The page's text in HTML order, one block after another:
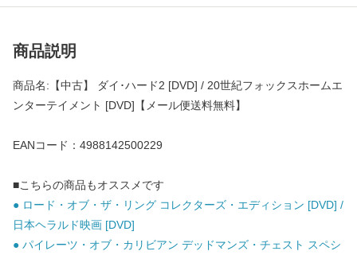
商品説明
商品名:【中古】 ダイ･ハード2 [DVD] / 20世紀フォックスホームエ
ンターテイメント [DVD]【メール便送料無料】
EANコード：4988142500229
■こちらの商品もオススメです
● ロード・オブ・ザ・リング コレクターズ・エディション [DVD] /
日本ヘラルド映画 [DVD]
● パイレーツ・オブ・カリビアン デッドマンズ・チェスト スペシ